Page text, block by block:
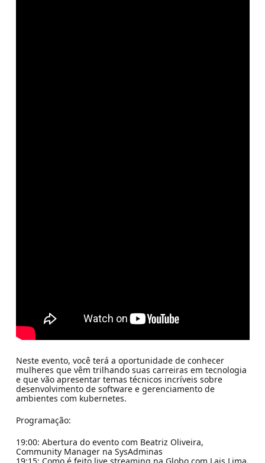
Neste evento, você terá a oportunidade de conhecer
mulheres que vêm trilhando suas carreiras em tecnologia
e que vão apresentar temas técnicos incríveis sobre
desenvolvimento de software e gerenciamento de
ambientes com kubernetes.
Programação:
19:00: Abertura do evento com Beatriz Oliveira,
Community Manager na SysAdminas
19:15: Como é feito live streaming na Globo com Lais Lima,